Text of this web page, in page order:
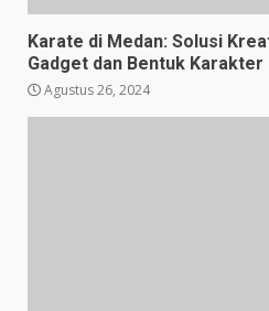
Karate di Medan: Solusi
Gadget dan Bentuk
Agustus 26, 2024